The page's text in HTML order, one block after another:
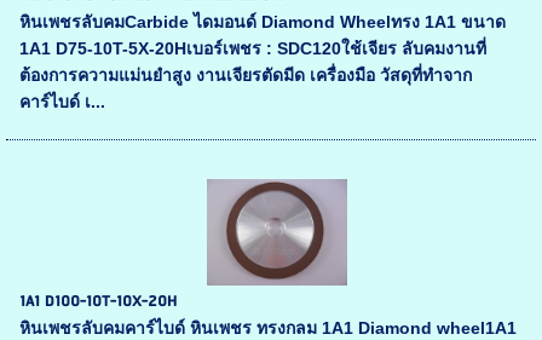
หินเพชรลับคมCarbide ไดมอนด์ Diamond Wheelทรง 1A1 ขนาด
1A1 D75-10T-5X-20Hเบอร์เพชร : SDC120ใช้เจียร ลับคมงานที่
ต้องการความแม่นยำสูง งานเจียรตัดมีด เครื่องมือ วัสดุที่ทำจาก
คาร์ไบด์ เ...
1A1 D100-10T-10X-20H
หินเพชรลับคมคาร์ไบด์ หินเพชร ทรงกลม 1A1 Diamond wheel1A1